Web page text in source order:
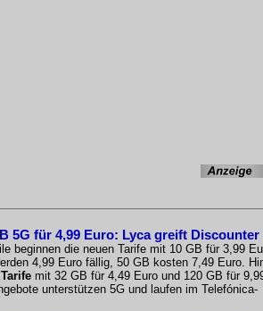
5G für 4,99 Euro: Lyca greift Discounter
beginnen die neuen Tarife mit 10 GB für 3,99
4,99 Euro fällig, 50 GB kosten 7,49 Euro.
mit 32 GB für 4,49 Euro und 120 GB für
unterstützen 5G und laufen im Telefónica-